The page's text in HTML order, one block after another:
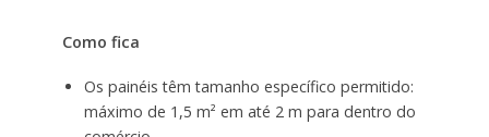
Como fica
Os painéis têm tamanho específico permitido:
máximo de 1,5 m² em até 2 m para dentro do